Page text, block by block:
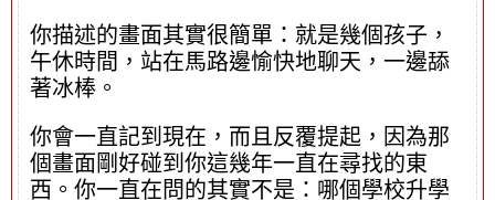
你描述的畫面其實很簡單：就是幾個孩子，
午休時間，站在馬路邊愉快地聊天，一邊舔
著冰棒。
你會一直記到現在，而且反覆提起，因為那
個畫面剛好碰到你這幾年一直在尋找的東
西。你一直在問的其實不是：哪個學校升學